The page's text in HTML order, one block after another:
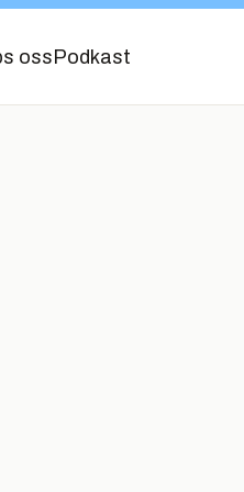
oss Podkast